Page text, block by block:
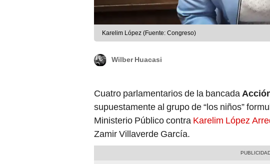
Karelim López (Fuente: Congreso)
Wilber Huacasi
Cuatro parlamentarios de la bancada
supuestamente al grupo de “los niños”
Ministerio Público contra Karelim López
Zamir Villaverde García.